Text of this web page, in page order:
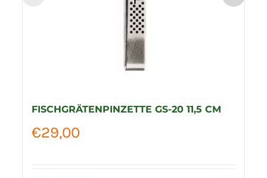
FISCHGRÄTENPINZETTE GS-20 11,5 CM
€29,00